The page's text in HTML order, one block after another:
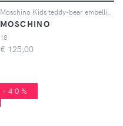
MOSCHINO
18
€ 125,00
-40%